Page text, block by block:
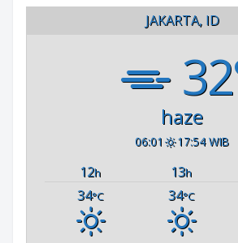
JAKARTA, ID
haze
06:01 17:54 WIB
12h 13h
34°C 34°C